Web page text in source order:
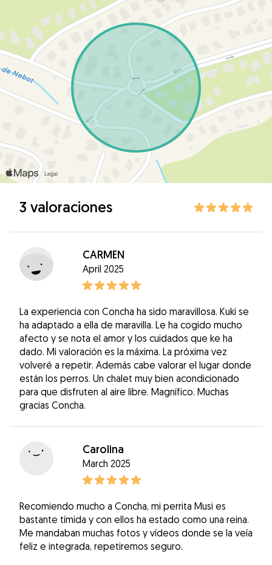
3 valoraciones
CARMEN
April 2025
La experiencia con Concha ha sido maravillosa. Kuki se
ha adaptado a ella de maravilla. Le ha cogido mucho
afecto y se nota el amor y los cuidados que ke ha
dado. Mi valoración es la máxima. La próxima vez
volveré a repetir. Además cabe valorar el lugar donde
están los perros. Un chalet muy bien acondicionado
para que disfruten al aire libre. Magnífico. Muchas
gracias Concha.
Carolina
March 2025
Recomiendo mucho a Concha, mi perrita Musi es
bastante tímida y con ellos ha estado como una reina.
Me mandaban muchas fotos y vídeos donde se la veía
feliz e integrada, repetiremos seguro.